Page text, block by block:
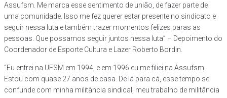
Assufsm. Me marca esse sentimento de união, de fazer parte de
uma comunidade. Isso me fez querer estar presente no sindicato e
seguir nessa luta e também trazer momentos felizes paras as
pessoas. Que possamos seguir juntos nessa luta” – Depoimento do
Coordenador de Esporte Cultura e Lazer Roberto Bordin.
“Eu entrei na UFSM em 1994, e em 1996 eu me filiei na Assufsm.
Estou com quase 27 anos de casa. De lá para cá, esse tempo se
confunde com minha militância sindical, meu trabalho de militância